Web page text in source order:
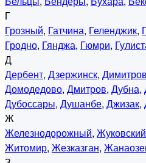
Г
Грозный, Гатчина, Геленджик,
Гродно, Гянджа, Гюмри,
Д
Дербент, Дзержинск,
Домодедово, Дмитров, Дубна,
Дубоссары, Душанбе, Джизак,
Ж
Железнодорожный, Жуковский
Житомир, Жезказган,